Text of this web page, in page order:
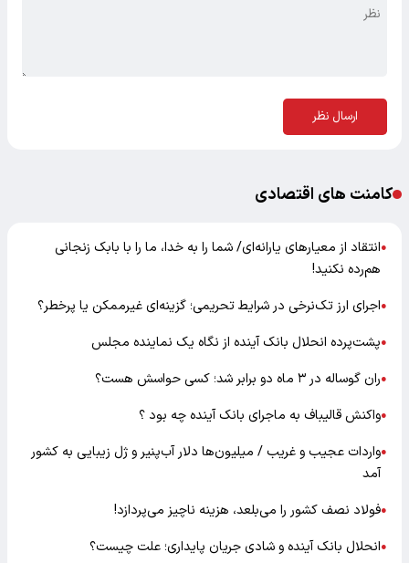
ارسال نظر
کامنت های اقتصادی
●انتقاد از معیارهای یارانه‌ای/ شما را به خدا، ما را با بابک زنجانی
هم‌رده نکنید!
●اجرای ارز تک‌نرخی در شرایط تحریمی؛ گزینه‌ای غیرممکن یا پرخطر؟
●پشت‌پرده انحلال بانک آینده از نگاه یک نماینده مجلس
●ران گوساله در ۳ ماه دو برابر شد؛ کسی حواسش هست؟
●واکنش قالیباف به ماجرای بانک آینده چه بود ؟
●واردات عجیب و غریب / میلیون‌ها دلار آب‌پنیر و ژل زیبایی به کشور
آمد
●فولاد نصف کشور را می‌بلعد، هزینه ناچیز می‌پردازد!
●انحلال بانک آینده و شادی جریان پایداری؛ علت چیست؟